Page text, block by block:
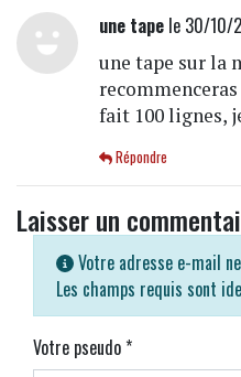
une tapele 30/10/
une tape sur la
fait 100 lignes,
Répondre
Laisser un
Votre adresse e-mail
Les champs requis sont
Votre pseudo*